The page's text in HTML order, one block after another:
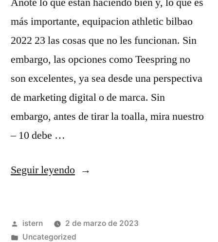
más importante, equipacion athletic bilbao
2022 23 las cosas que no les funcionan. Sin
embargo, las opciones como Teespring no
son excelentes, ya sea desde una perspectiva
de marketing digital o de marca. Sin
embargo, antes de tirar la toalla, mira nuestro
– 10 debe …
Seguir leyendo«donde
futbol»
Publicado
por
istern
2 de marzo de 2023
Publicado
Uncategorized